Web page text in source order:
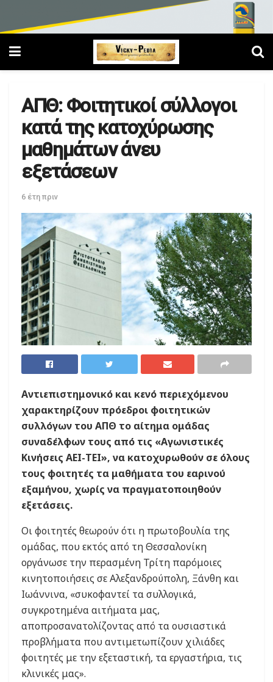
ΑΠΘ: Φοιτητικοί σύλλογοι
κατά της κατοχύρωσης
μαθημάτων άνευ
εξετάσεων
6 έτη πριν
Αντιεπιστημονικό και κενό περιεχόμενου
χαρακτηρίζουν πρόεδροι φοιτητικών
συλλόγων του ΑΠΘ το αίτημα ομάδας
συναδέλφων τους από τις «Αγωνιστικές
Κινήσεις ΑΕΙ-ΤΕΙ», να κατοχυρωθούν σε όλους
τους φοιτητές τα μαθήματα του εαρινού
εξαμήνου, χωρίς να πραγματοποιηθούν
εξετάσεις.
Οι φοιτητές θεωρούν ότι η πρωτοβουλία της
ομάδας, που εκτός από τη Θεσσαλονίκη
οργάνωσε την περασμένη Τρίτη παρόμοιες
κινητοποιήσεις σε Αλεξανδρούπολη, Ξάνθη και
Ιωάννινα, «συκοφαντεί τα συλλογικά,
συγκροτημένα αιτήματα μας,
αποπροσανατολίζοντας από τα ουσιαστικά
προβλήματα που αντιμετωπίζουν χιλιάδες
φοιτητές με την εξεταστική, τα εργαστήρια, τις
κλινικές μας».